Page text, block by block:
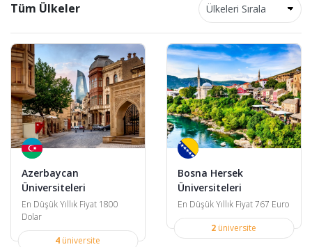
Tüm Ülkeler
Azerbaycan
Üniversiteleri
En Düşük Yıllık Fiyat 1800
Dolar
4 üniversite
Bosna Hersek
Üniversiteleri
En Düşük Yıllık Fiyat 767 Euro
2 üniversite